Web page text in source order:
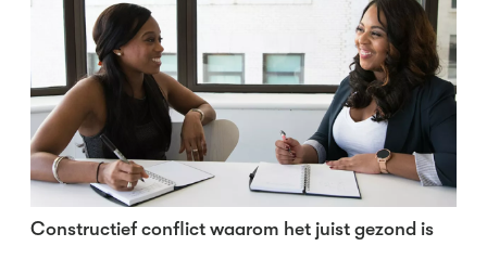
Constructief conflict waarom het juist gezond is